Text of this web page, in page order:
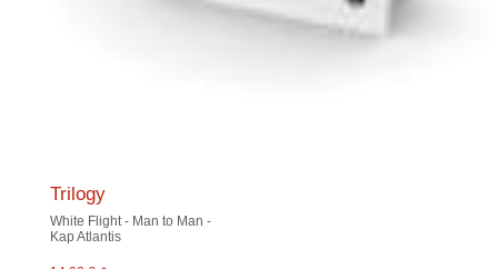
Trilogy
White Flight - Man to Man -
Kap Atlantis